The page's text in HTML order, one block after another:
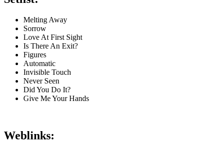
Melting Away
Sorrow
Love At First Sight
Is There An Exit?
Figures
Automatic
Invisible Touch
Never Seen
Did You Do It?
Give Me Your Hands
Weblinks: